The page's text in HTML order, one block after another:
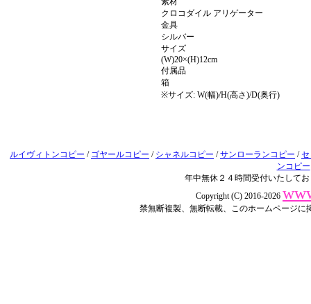
クロコダイル アリゲーター
金具
シルバー
サイズ
(W)20×(H)12cm
付属品
箱
※サイズ: W(幅)/H(高さ)/D(奥行)
ルイヴィトンコピー / ゴヤールコピー / シャネルコピー /サンローランコピー /
ンコピー
年中無休２４時間受付いたして
Copyright (C) 2016-2026
禁無断複製、無断転載、このホームページ